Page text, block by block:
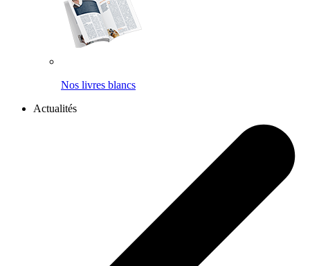
Nos livres blancs
Actualités